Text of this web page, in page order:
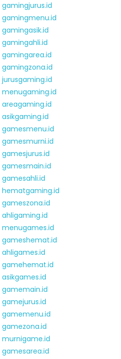
gamingjurus.id
gamingmenu.id
gamingasik.id
gamingahli.id
gamingarea.id
gamingzona.id
jurusgaming.id
menugaming.id
areagaming.id
asikgaming.id
gamesmenu.id
gamesmurni.id
gamesjurus.id
gamesmain.id
gamesahli.id
hematgaming.id
gameszona.id
ahligaming.id
menugames.id
gameshemat.id
ahligames.id
gamehemat.id
asikgames.id
gamemain.id
gamejurus.id
gamemenu.id
gamezona.id
murnigame.id
gamesarea.id